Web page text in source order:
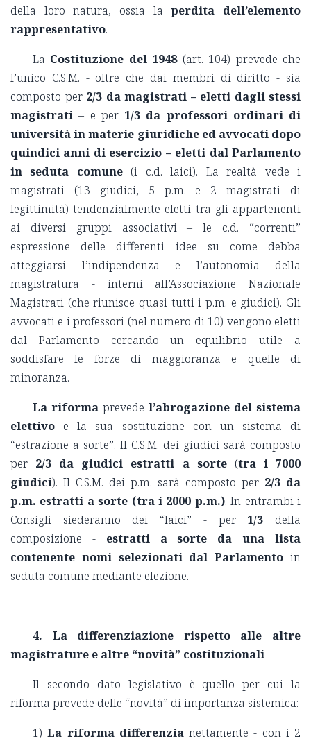
della loro natura, ossia laperdita dell’elemento
rappresentativo.
La Costituzione del 1948(art. 104) prevede che
l’unico C.S.M. - oltre che dai membri di diritto - sia
composto per 2/3 da magistrati – eletti dagli stessi
magistrati – e per 1/3 da professori ordinari di
università in materie giuridiche ed avvocati dopo
quindici anni di esercizio – eletti dal Parlamento
in seduta comune(i c.d. laici). La realtà vede i
magistrati (13 giudici, 5 p.m. e 2 magistrati di
legittimità) tendenzialmente eletti tra gli appartenenti
ai diversi gruppi associativi – le c.d. “correnti”
espressione delle differenti idee su come debba
atteggiarsi l’indipendenza e l’autonomia della
magistratura - interni all’Associazione Nazionale
Magistrati (che riunisce quasi tutti i p.m. e giudici). Gli
avvocati e i professori (nel numero di 10) vengono eletti
dal Parlamento cercando un equilibrio utile a
soddisfare le forze di maggioranza e quelle di
minoranza.
La riforma prevede l’abrogazione del sistema
elettivo e la sua sostituzione con un sistema di
“estrazione a sorte”. Il C.S.M. dei giudici sarà composto
per 2/3 da giudici estratti a sorte(tra i 7000
giudici). Il C.S.M. dei p.m. sarà composto per 2/3 da
p.m. estratti a sorte (tra i 2000 p.m.). In entrambi i
Consigli siederanno dei “laici” - per 1/3 della
composizione - estratti a sorte da unalista
contenente nomi selezionati dal Parlamento in
seduta comune mediante elezione.
4. La differenziazione rispetto alle altre
magistrature e altre “novità” costituzionali
Il secondo dato legislativo è quello per cui la
riforma prevede delle “novità” di importanza sistemica:
1) La riforma differenzia nettamente - con i 2